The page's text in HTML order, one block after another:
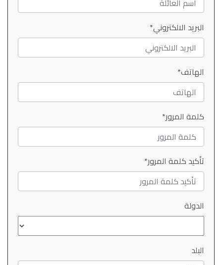
البريد الالكتروني*
الهاتف*
كلمة المرور*
تأكيد كلمة المرور*
الدولة
البلد